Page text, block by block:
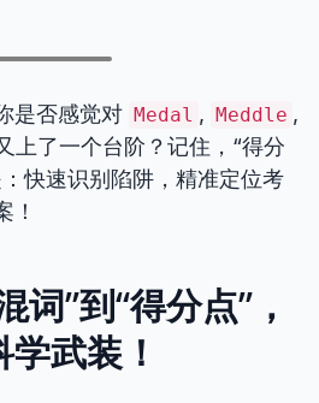
是否感觉对 Medal , Meddle ,
上了一个台阶？记住，“得分
快速识别陷阱，精准定位考
！
词”到“得分点”，
武装！